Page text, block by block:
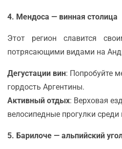
4. Мендоса — винная столица
Этот регион славится
потрясающими видами на
Дегустации вин: Попробуйте
гордость Аргентины.
Активный отдых: Верховая
велосипедные прогулки
5. Барилоче — альпийский